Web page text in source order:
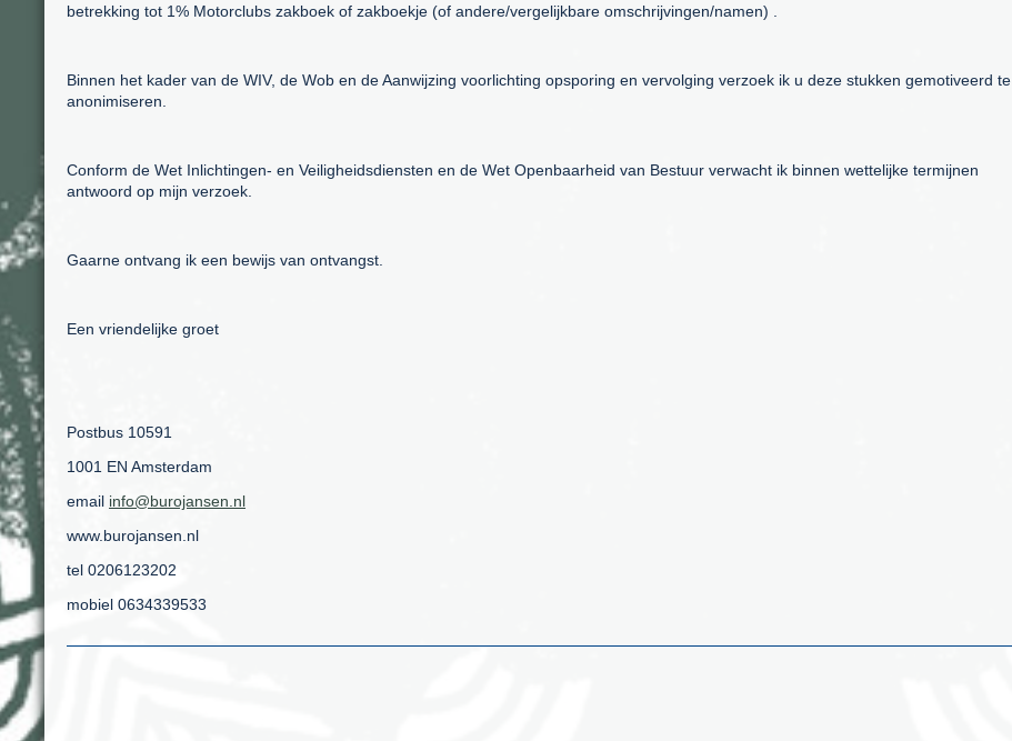
betrekking tot 1% Motorclubs zakboek of zakboekje (of andere/vergelijkbare omschrijvingen/namen) .
Binnen het kader van de WIV, de Wob en de Aanwijzing voorlichting opsporing en vervolging verzoek ik u deze stukken gemotiveerd te
anonimiseren.
Conform de Wet Inlichtingen- en Veiligheidsdiensten en de Wet Openbaarheid van Bestuur verwacht ik binnen wettelijke termijnen
antwoord op mijn verzoek.
Gaarne ontvang ik een bewijs van ontvangst.
Een vriendelijke groet
Postbus 10591
1001 EN Amsterdam
email info@burojansen.nl
www.burojansen.nl
tel 0206123202
mobiel 0634339533